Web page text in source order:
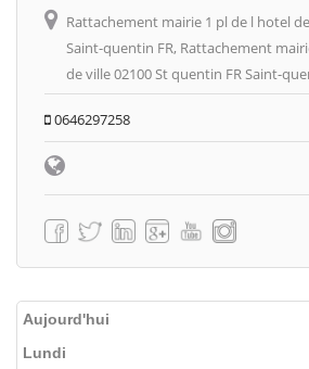
Rattachement mairie 1 pl de l hotel
Saint-quentin FR, Rattachement
de ville 02100 St quentin FR Saint-
0646297258
Aujourd'hui
Lundi